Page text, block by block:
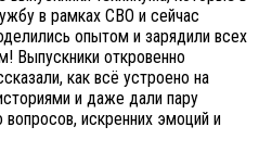
в рамках СВО и сейчас
опытом и зарядили всех
Выпускники откровенно
как всё устроено на
и даже дали пару
искренних эмоций и